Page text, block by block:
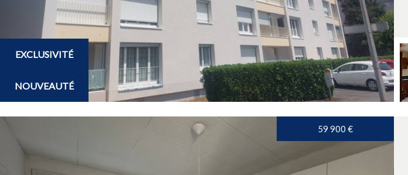
EXCLUSIVITÉ
NOUVEAUTÉ
59 900 €